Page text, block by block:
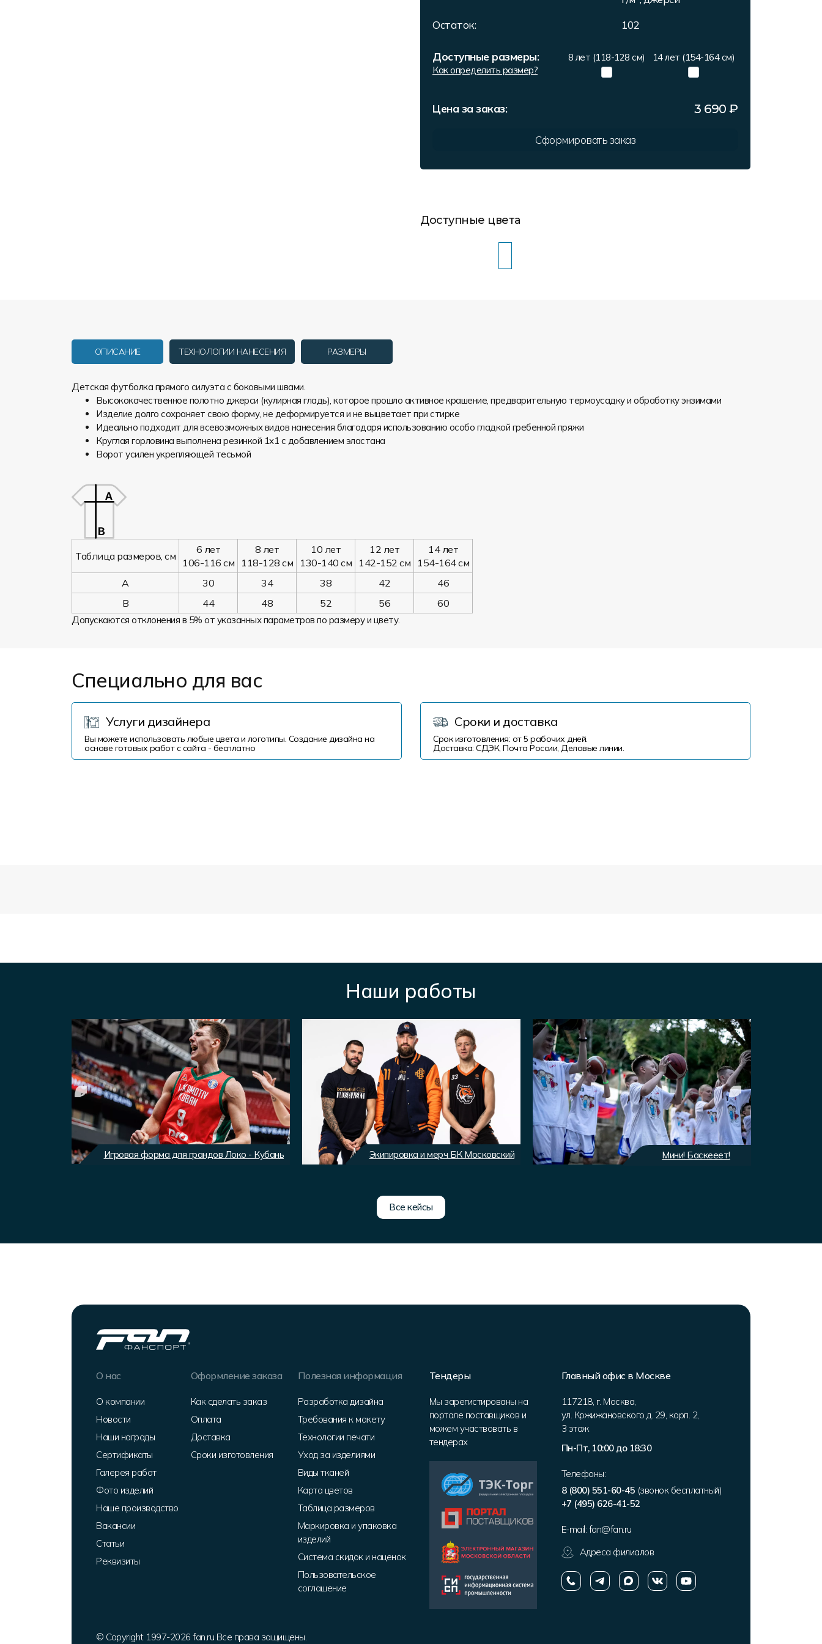
Остаток:
102
Доступные размеры:
Как определить размер?
8 лет (118-128 см) 14 лет (154-164 см)
Цена за заказ: 3 690 ₽
Сформировать заказ
Доступные цвета
ОПИСАНИЕ ТЕХНОЛОГИИ НАНЕСЕНИЯ РАЗМЕРЫ
Детская футболка прямого силуэта с боковыми швами.
Высококачественное полотно джерси (кулирная гладь), которое прошло активное крашение, предварительную термоусадку и обработку энзимами
Изделие долго сохраняет свою форму, не деформируется и не выцветает при стирке
Идеально подходит для всевозможных видов нанесения благодаря использованию особо гладкой гребенной пряжи
Круглая горловина выполнена резинкой 1x1 с добавлением эластана
Ворот усилен укрепляющей тесьмой
Таблица размеров, см
6 лет
106-116 см
8 лет
118-128 см
10 лет
130-140 см
12 лет
142-152 см
14 лет
154-164 см
A
30 34 38 42
46
B
44 48 52 56 60
Допускаются отклонения в 5% от указанных параметров по размеру и цвету.
Специально для вас
Услуги дизайнера
Вы можете использовать любые цвета и логотипы. Создание дизайна на
основе готовых работ с сайта - бесплатно
Сроки и доставка
Срок изготовления: от 5 рабочих дней.
Доставка: СДЭК, Почта России, Деловые линии.
Наши работы
Игровая форма для грандов Локо - Кубань
Экипировка и мерч БК Московский Мини! Баскееет!
Все кейсы
О нас
О компании
Новости
Наши награды
Сертификаты
Галерея работ
Фото изделий
Наше производство
Вакансии
Статьи
Реквизиты
Оформление заказа
Как сделать заказ
Оплата
Доставка
Сроки изготовления
Полезная информация
Разработка дизайна
Требования к макету
Технологии печати
Уход за изделиями
Виды тканей
Карта цветов
Таблица размеров
Маркировка и упаковка
изделий
Система скидок и наценок
Пользовательское
соглашение
Тендеры
Мы зарегистированы на
портале поставщиков и
можем участвовать в
тендерах
Главный офис в Москве
117218, г. Москва
ул. Кржижановского д. 29, корп. 2
3 этаж
Пн-Пт, 10:00 до 18:30
Телефоны:
8 (800) 551-60-45 (звонок бесплатный)
+7 (495) 626-41-52
E-mail: fan@fan.ru
Адреса филиалов
© Copyright 1997-2026 fan.ru Все права защищены.